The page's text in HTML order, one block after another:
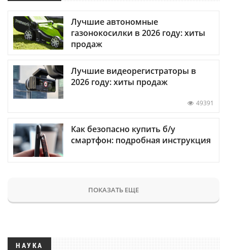
Лучшие автономные
газонокосилки в 2026 году: хиты
продаж
Лучшие видеорегистраторы в
2026 году: хиты продаж
49391
Как безопасно купить б/у
смартфон: подробная инструкция
ПОКАЗАТЬ ЕЩЕ
НАУКА